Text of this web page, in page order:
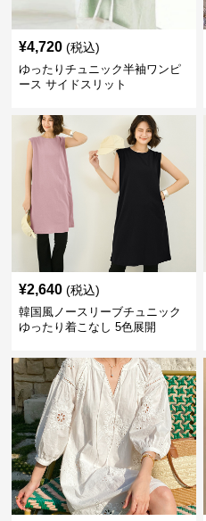
¥4,720 (税込)
ゆったりチュニック半袖ワンピ
ース サイドスリット
¥2,640 (税込)
韓国風ノースリーブチュニック
ゆったり着こなし 5色展開